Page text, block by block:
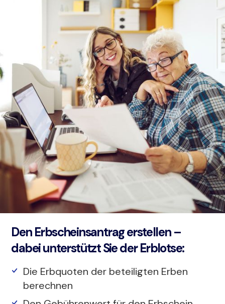
Den Erbscheinsantrag erstellen –
dabei unterstützt Sie der Erblotse:
Die Erbquoten der beteiligten Erben
berechnen